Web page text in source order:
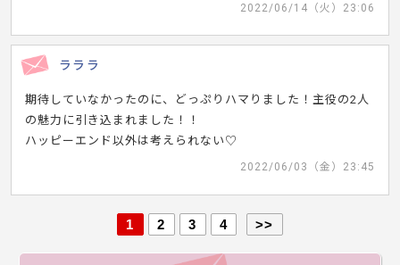
2022/06/14（火）23:06
ラララ
期待していなかったのに、どっぷりハマりました！主役の2人
の魅力に引き込まれました！！
ハッピーエンド以外は考えられない♡
2022/06/03（金）23:45
1 2 3 4 >>